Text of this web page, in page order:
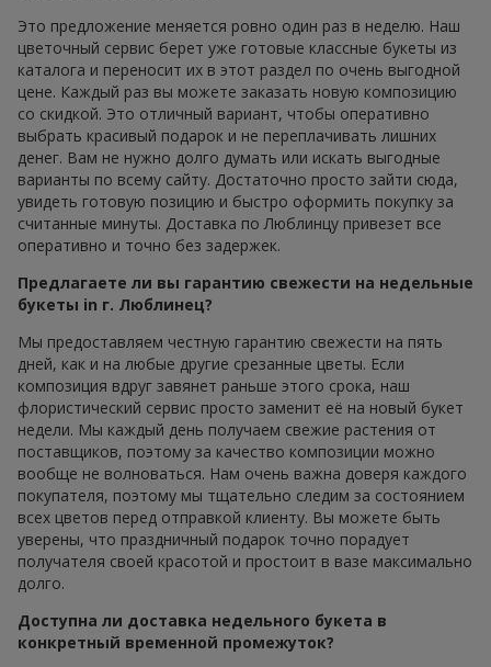
Это предложение меняется ровно один раз в неделю. Наш
цветочный сервис берет уже готовые классные букеты из
каталога и переносит их в этот раздел по очень выгодной
цене. Каждый раз вы можете заказать новую композицию
со скидкой. Это отличный вариант, чтобы оперативно
выбрать красивый подарок и не переплачивать лишних
денег. Вам не нужно долго думать или искать выгодные
варианты по всему сайту. Достаточно просто зайти сюда,
увидеть готовую позицию и быстро оформить покупку за
считанные минуты. Доставка по Люблинцу привезет все
оперативно и точно без задержек.
Предлагаете ли вы гарантию свежести на недельные
букеты in г. Люблинец?
Мы предоставляем честную гарантию свежести на пять
дней, как и на любые другие срезанные цветы. Если
композиция вдруг завянет раньше этого срока, наш
флористический сервис просто заменит её на новый букет
недели. Мы каждый день получаем свежие растения от
поставщиков, поэтому за качество композиции можно
вообще не волноваться. Нам очень важна доверя каждого
покупателя, поэтому мы тщательно следим за состоянием
всех цветов перед отправкой клиенту. Вы можете быть
уверены, что праздничный подарок точно порадует
получателя своей красотой и простоит в вазе максимально
долго.
Доступна ли доставка недельного букета в
конкретный временной промежуток?